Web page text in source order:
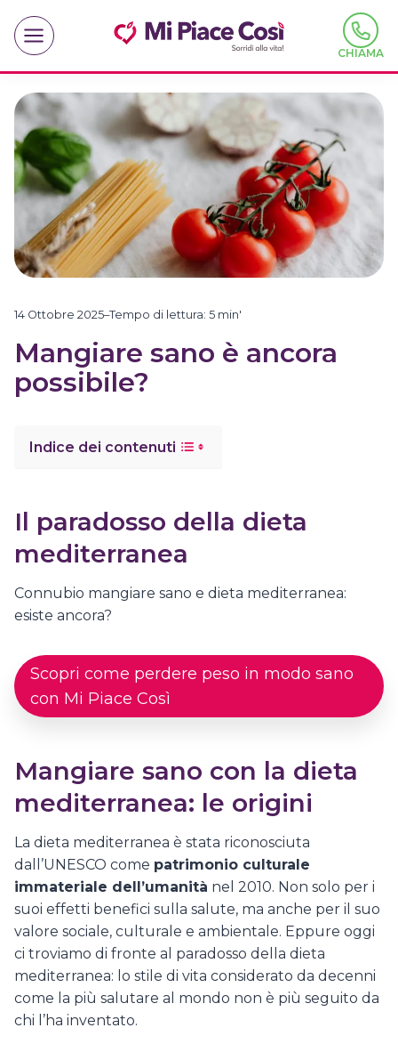
contenuto
CHIAMA
14 Ottobre 2025–Tempo di lettura: 5 min'
Mangiare sano è ancora
possibile?
Indice dei contenuti
Il paradosso della dieta
mediterranea
Connubio mangiare sano e dieta mediterranea:
esiste ancora?
Scopri come perdere peso in modo sano
con Mi Piace Così
Mangiare sano con la dieta
mediterranea: le origini
La dieta mediterranea è stata riconosciuta
dall’UNESCO come patrimonio culturale
immateriale dell’umanità nel 2010. Non solo per i
suoi effetti benefici sulla salute, ma anche per il suo
valore sociale, culturale e ambientale. Eppure oggi
ci troviamo di fronte al paradosso della dieta
mediterranea: lo stile di vita considerato da decenni
come la più salutare al mondo non è più seguito da
chi l’ha inventato.